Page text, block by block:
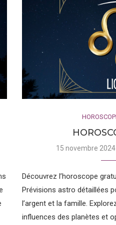
de personnalité spécifiques,
les douze signes du zodiaque
dieu de la guerre. Les personnes
débordante et leur caractère de
stabilité et la persévérance. Les
confort et du luxe. Ils sont aussi
15 novembre 2024
Découvrez l’horoscope
Prévisions astro détaillées
l’argent et la famille.
influences des planètes et